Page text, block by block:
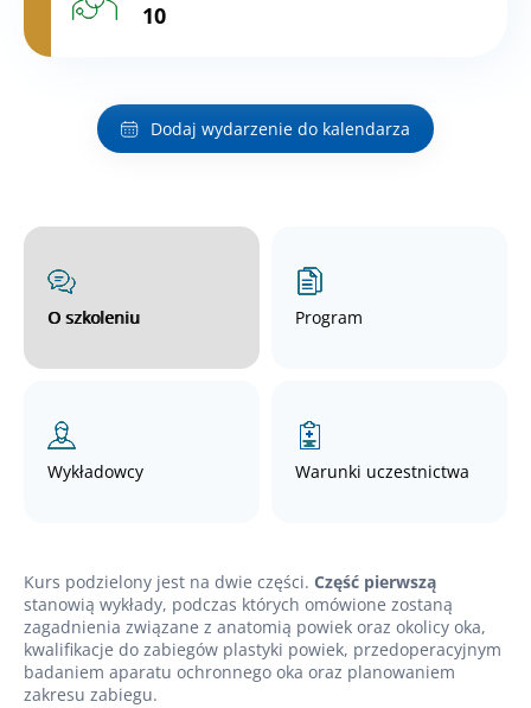
10
Dodaj wydarzenie do kalendarza
O szkoleniu Program
Wykładowcy Warunki uczestnictwa
Kurs podzielony jest na dwie części. Część pierwszą
stanowią wykłady, podczas których omówione zostaną
zagadnienia związane z anatomią powiek oraz okolicy oka,
kwalifikacje do zabiegów plastyki powiek, przedoperacyjnym
badaniem aparatu ochronnego oka oraz planowaniem
zakresu zabiegu.